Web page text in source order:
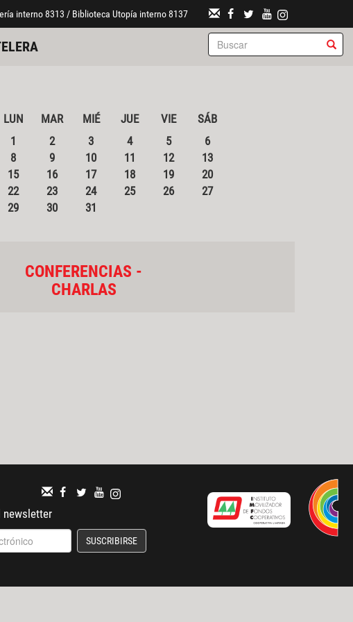
interno 8313 / Biblioteca Utopía interno 8137
LUN MAR MIÉ JUE VIE
SÁB
1
2 3 4 5
6
8 9 10 11 12
13
15 16 17 18 19
20
22 23 24 25 26
27
29 30 31
CONFERENCIAS -
CHARLAS
newsletter
SUSCRIBIRSE